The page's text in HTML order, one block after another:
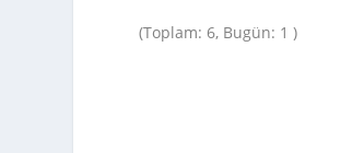
(Toplam: 6, Bugün: 1 )